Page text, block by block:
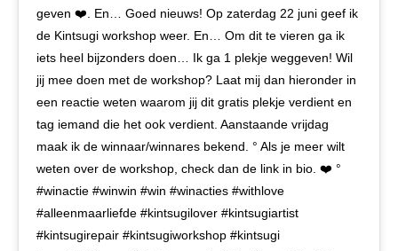
geven ❤️. En… Goed nieuws! Op zaterdag 22 juni geef ik
de Kintsugi workshop weer. En… Om dit te vieren ga ik
iets heel bijzonders doen… Ik ga 1 plekje weggeven! Wil
jij mee doen met de workshop? Laat mij dan hieronder in
een reactie weten waarom jij dit gratis plekje verdient en
tag iemand die het ook verdient. Aanstaande vrijdag
maak ik de winnaar/winnares bekend. ° Als je meer wilt
weten over de workshop, check dan de link in bio. ❤️ °
#winactie #winwin #win #winacties #withlove
#alleenmaarliefde #kintsugilover #kintsugiartist
#kintsugirepair #kintsugiworkshop #kintsugi